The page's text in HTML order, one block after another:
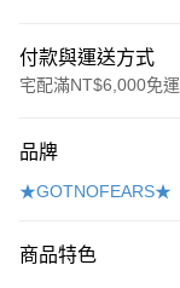
付款與運送方式
宅配滿NT$6,000免運
信用卡一次付款
悠遊付
品牌
★GOTNOFEARS★
商品特色